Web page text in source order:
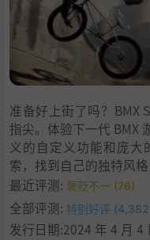
走上街头
.
多样化的挑战
7 和朋友一起更好
8.主要特征
10.Physics Like No Other
11.Endless Customization
12. Hit the Streets
13
Diverse Challenges
14.Better with Friends
15.Key Features
16. 系统需求
准备好上街了吗？BMX
指尖。体验下一代 BMX
义的自定义功能和庞
索，找到自己的独特风格
最近评测: 褒贬不一 (76)
全部评测: 特别好评
发行日期:2024 年 4 月 4